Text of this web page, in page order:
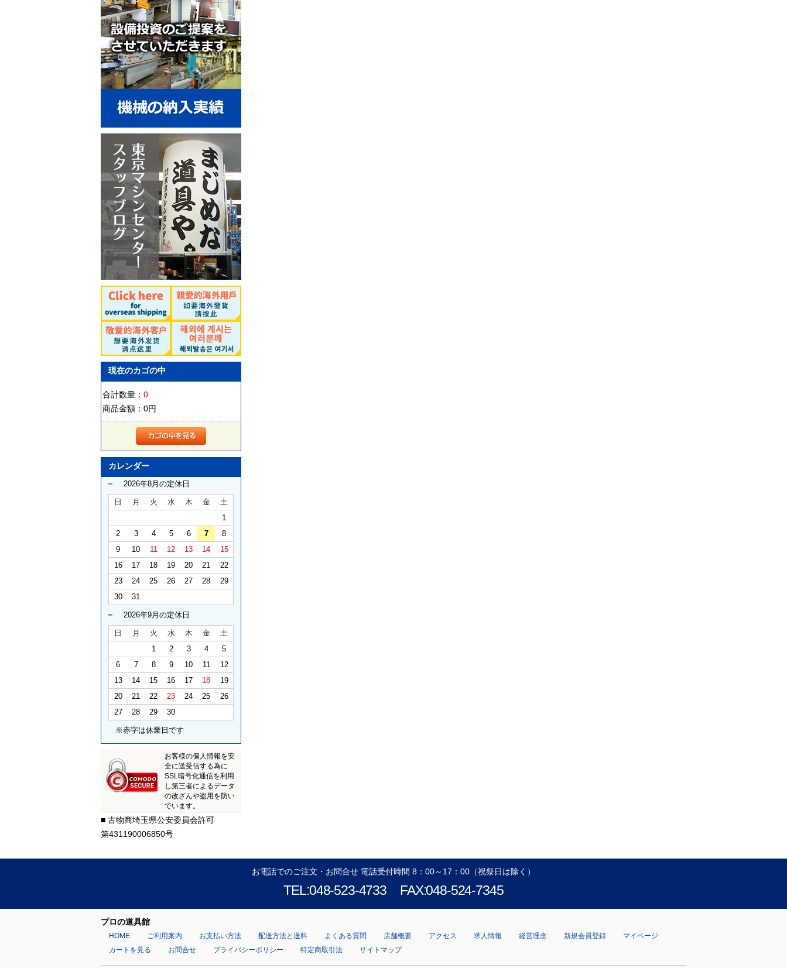
現在のカゴの中
合計数量：0
商品金額：0円
カレンダー
2026年8月の定休日
日 月 火 水 木 金
土
1
2
3 4 5 6 7
8
9
10 11 12 13 14
15
16
17 18 19 20 21
22
23
24 25 26 27 28
29
30
31
2026年9月の定休日
日 月 火 水 木 金
土
1
2 3 4
5
6
7 8 9 10 11
12
13
14 15 16 17 18
19
20
21 22 23 24 25
26
27
28 29 30
※赤字は休業日です
お客様の個人情報を安
全に送受信する為に
SSL暗号化通信を利用
し第三者によるデータ
の改ざんや盗用を防い
でいます。
■ 古物商埼玉県公安委員会許可
第431190006850号
お電話でのご注文・お問合せ 電話受付時間 8：00～17：00（祝祭日は除く）
TEL:048-523-4733 FAX:048-524-7345
プロの道具館
HOME ご利用案内 お支払い方法 配送方法と送料 よくある質問 店舗概要 アクセス 求人情報 経営理念 新規会員登録
マイページ
カートを見る
お問合せ プライバシーポリシー 特定商取引法 サイトマップ